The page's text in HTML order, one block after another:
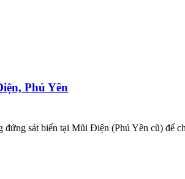
Phú Yên
đứng sát biển tại Mũi Điện (Phú Yên cũ) để